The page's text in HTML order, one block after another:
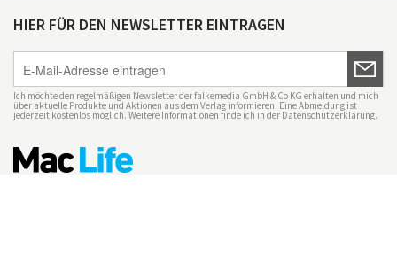
HIER FÜR DEN NEWSLETTER EINTRAGEN
Ich möchte den regelmäßigen Newsletter der falkemedia GmbH & Co KG erhalten und mich
über aktuelle Produkte und Aktionen aus dem Verlag informieren. Eine Abmeldung ist
jederzeit kostenlos möglich. Weitere Informationen finde ich in der Datenschutzerklärung.